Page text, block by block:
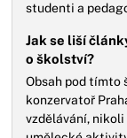
studenti a
Jak se liší
o školství?
Obsah pod tímto
konzervatoř
vzdělávání,